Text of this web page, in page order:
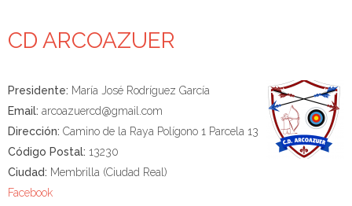
CD ARCOAZUER
Presidente: María José Rodríguez García
Email: arcoazuercd@gmail.com
Dirección: Camino de la Raya Polígono 1 Parcela 13
Código Postal: 13230
Ciudad: Membrilla (Ciudad Real)
Facebook